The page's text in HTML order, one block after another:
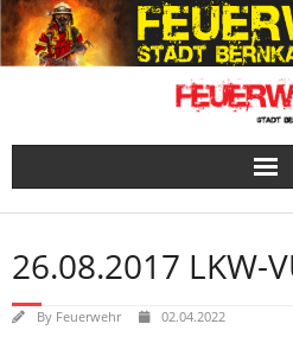
Skip
to
content
26.08.2017 LKW-
By Feuerwehr 02.04.2022